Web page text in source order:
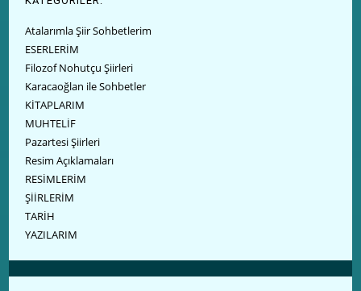
Atalarımla Şiir Sohbetlerim
ESERLERİM
Filozof Nohutçu Şiirleri
Karacaoğlan ile Sohbetler
KİTAPLARIM
MUHTELİF
Pazartesi Şiirleri
Resim Açıklamaları
RESİMLERİM
ŞİİRLERİM
TARİH
YAZILARIM